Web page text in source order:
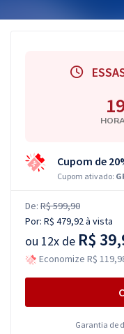
Cupom de
Cupom ativado:
De: R$ 599,90
Por: R$ 479,92à vista
ou 12x de R$
Economize R$
Garantia de